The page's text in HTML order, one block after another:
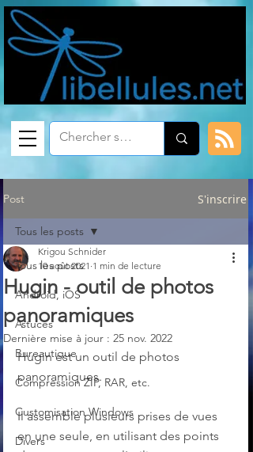
Post S'inscrire
Tous les posts
Android, iOS
Astuces
Bureautique
Compression ZIP, RAR, etc.
Customisation Windows
Divers
Tous les posts
Hugin - outil de photos
panoramiques
Krigou Schnider
10 août 2021 1 min de lecture
Dernière mise à jour : 25 nov. 2022
Hugin est un outil de photos
panoramiques.
Il assemble plusieurs prises de vues
en une seule, en utilisant des points